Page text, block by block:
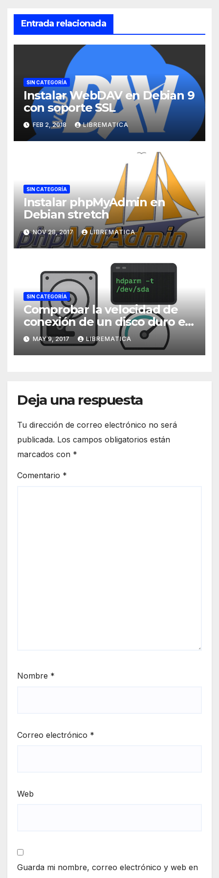
Entrada relacionada
SIN CATEGORÍA
Instalar WebDAV en Debian 9
con soporte SSL
FEB 2, 2018 LIBREMATICA
SIN CATEGORÍA
Instalar phpMyAdmin en
Debian stretch
NOV 28, 2017 LIBREMATICA
SIN CATEGORÍA
Comprobar la velocidad de
conexión de un disco duro en
Linux
MAY 9, 2017 LIBREMATICA
Deja una respuesta
Tu dirección de correo electrónico no será
publicada. Los campos obligatorios están
marcados con *
Comentario *
Nombre *
Correo electrónico *
Web
Guarda mi nombre, correo electrónico y web en